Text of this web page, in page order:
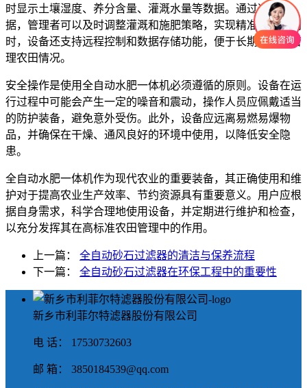
时显示土壤湿度、养分含量、灌溉水量等数据。通过这些数
据，管理者可以及时调整灌溉和施肥策略，实现精准农业。同
时，设备还支持远程控制和数据存储功能，便于长期跟踪和管
理农田情况。
安全操作是使用全自动水肥一体机必须遵循的原则。设备在运
行过程中可能会产生一定的噪音和震动，操作人员应佩戴适当
的防护装备，避免意外受伤。此外，设备应远离易燃易爆物
品，并确保在干燥、通风良好的环境中使用，以降低安全隐
患。
全自动水肥一体机作为现代农业的重要装备，其正确使用和维
护对于提高农业生产效率、节约资源具有重要意义。用户应根
据自身需求，科学合理地使用设备，并定期进行维护和检查，
以充分发挥其在高标准农田管理中的作用。
上一篇： 全自动砂石过滤器的清洁与保养流程
下一篇： 全自动砂石过滤器在环保工程中的重要性
新乡市利菲尔特滤器股份有限公司
电 话： 17530732603
邮 箱： 3850184539@qq.com